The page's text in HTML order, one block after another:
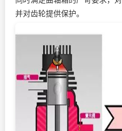
并对齿轮提供保护。